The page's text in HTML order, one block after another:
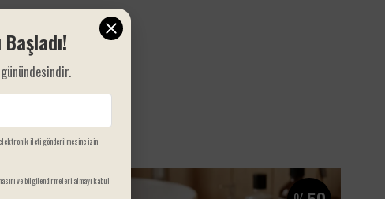
%100 doğal pamuk
Yüksek su emicilik ve hızlı kuruma
Şık ve modern desen alternatifleri
Minteks Home kalitesi ve güvencesiyle
elektronik ileti gönderilmesine izin
ve bilgilendirmeleri almayı kabul